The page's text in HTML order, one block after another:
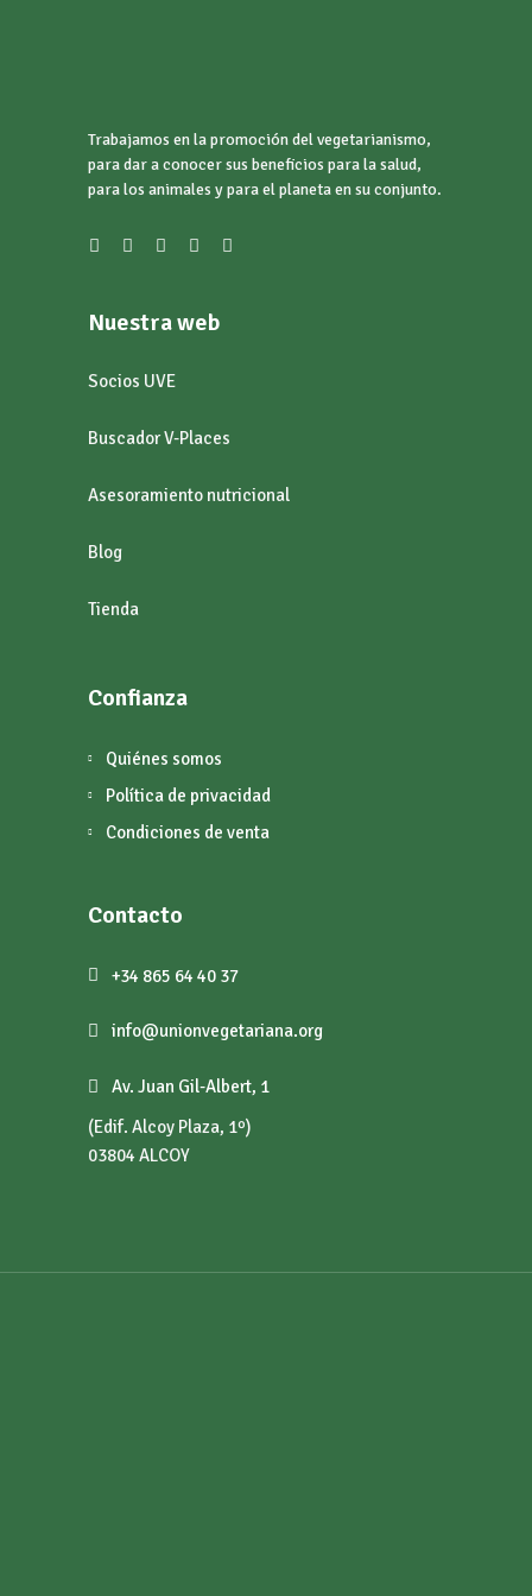
Trabajamos en la promoción del vegetarianismo,
para dar a conocer sus beneficios para la salud,
para los animales y para el planeta en su conjunto.
Nuestra web
Socios UVE
Buscador V-Places
Asesoramiento nutricional
Blog
Tienda
Confianza
Quiénes somos
Política de privacidad
Condiciones de venta
Contacto
+34 865 64 40 37
info@unionvegetariana.org
Av. Juan Gil-Albert, 1
(Edif. Alcoy Plaza, 1º)
03804 ALCOY